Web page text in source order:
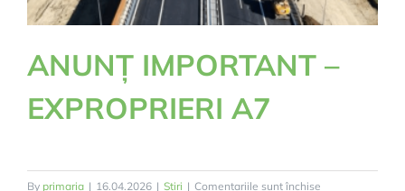
ANUNȚ IMPORTANT –
EXPROPRIERI A7
By primaria | 16.04.2026 | Știri | Comentariile sunt închise